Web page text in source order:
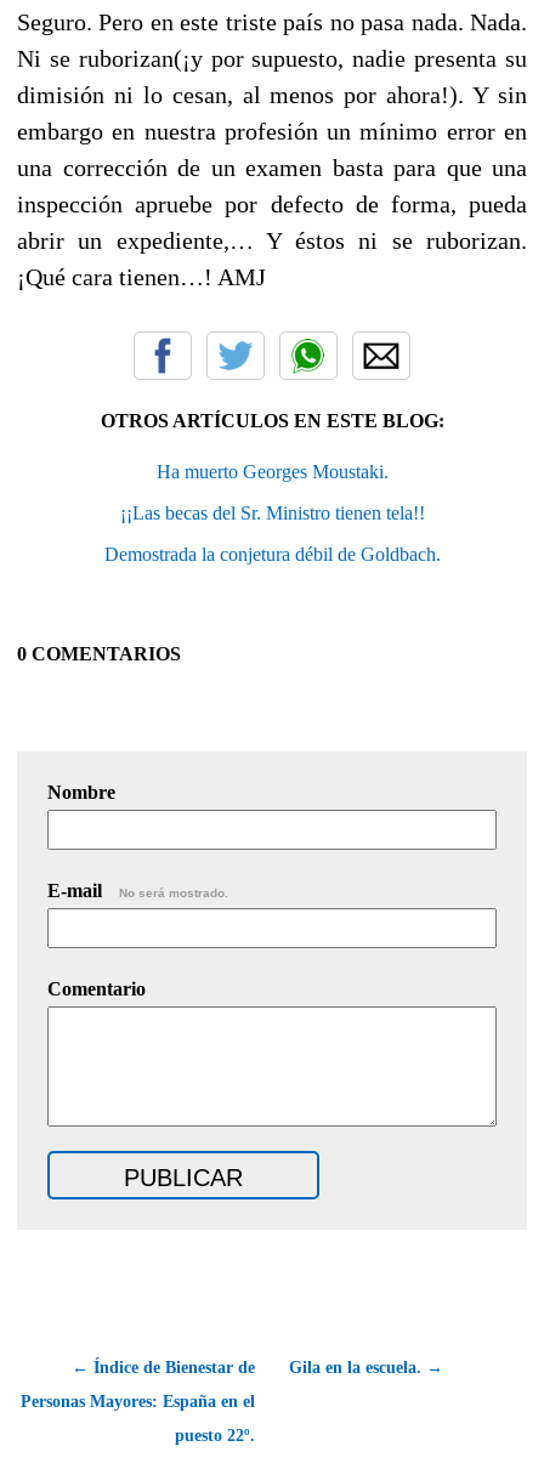
Seguro. Pero en este triste país no pasa nada. Nada.
Ni se ruborizan(¡y por supuesto, nadie presenta su
dimisión ni lo cesan, al menos por ahora!). Y sin
embargo en nuestra profesión un mínimo error en
una corrección de un examen basta para que una
inspección apruebe por defecto de forma, pueda
abrir un expediente,… Y éstos ni se ruborizan.
¡Qué cara tienen…! AMJ
OTROS ARTÍCULOS EN ESTE BLOG:
Ha muerto Georges Moustaki.
¡¡Las becas del Sr. Ministro tienen tela!!
Demostrada la conjetura débil de Goldbach.
0 COMENTARIOS
Nombre
E-mail No será mostrado.
Comentario
← Índice de Bienestar de
Personas Mayores: España en el
puesto 22º.
Gila en la escuela. →